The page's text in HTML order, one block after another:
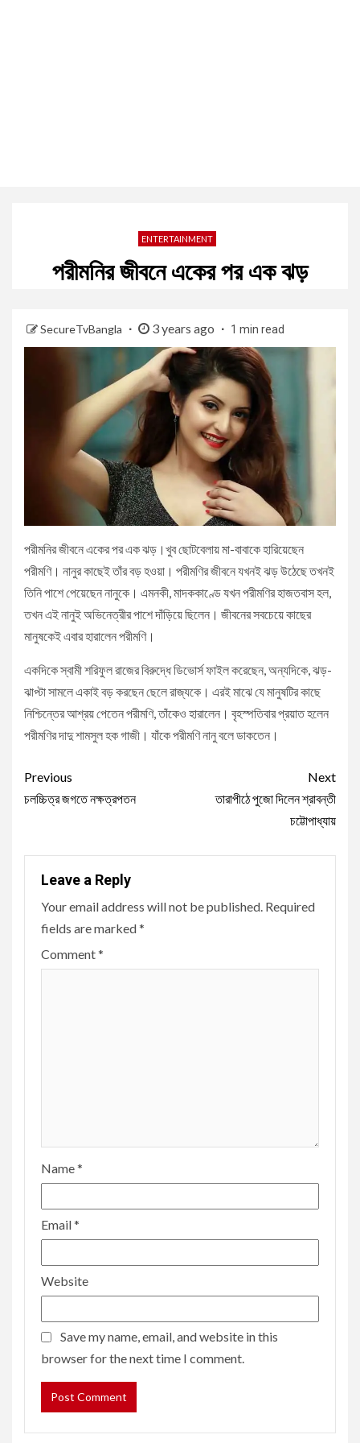
ENTERTAINMENT
পরীমনির জীবনে একের পর এক ঝড়
SecureTvBangla 3 years ago 1 min read
পরীমনির জীবনে একের পর এক ঝড়।খুব ছোটবেলায় মা-বাবাকে হারিয়েছেন
পরীমণি। নানুর কাছেই তাঁর বড় হওয়া। পরীমণির জীবনে যখনই ঝড় উঠেছে তখনই
তিনি পাশে পেয়েছেন নানুকে। এমনকী, মাদককাণ্ডে যখন পরীমণির হাজতবাস হল,
তখন এই নানুই অভিনেত্রীর পাশে দাঁড়িয়ে ছিলেন। জীবনের সবচেয়ে কাছের
মানুষকেই এবার হারালেন পরীমণি।
একদিকে স্বামী শরিফুল রাজের বিরুদ্ধে ডিভোর্স ফাইল করেছেন, অন্যদিকে, ঝড়-
ঝাপ্টা সামলে একাই বড় করছেন ছেলে রাজ্যকে। এরই মাঝে যে মানুষটির কাছে
নিশ্চিন্তের আশ্রয় পেতেন পরীমণি, তাঁকেও হারালেন। বৃহস্পতিবার প্রয়াত হলেন
পরীমণির দাদু শামসুল হক গাজী। যাঁকে পরীমণি নানু বলে ডাকতেন।
Continue
Reading
Previous
চলচ্চিত্র জগতে নক্ষত্রপতন
Next
তারাপীঠে পুজো দিলেন শ্রাবন্তী
চট্টোপাধ্যায়
Leave a Reply
Your email address will not be published. Required
fields are marked*
Comment*
Name*
Email*
Website
Save my name, email, and website in this
browser for the next time I comment.